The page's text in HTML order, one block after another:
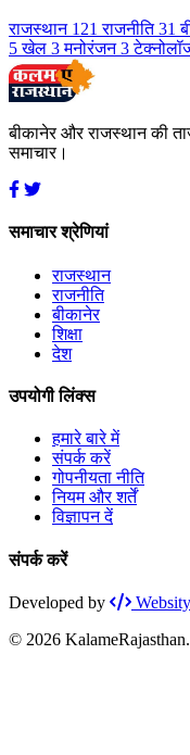
राजस्थान 121 राजनीति 31
5 खेल 3 मनोरंजन 3
बीकानेर और राजस्थान की
समाचार।
समाचार श्रेणियां
राजस्थान
राजनीति
बीकानेर
शिक्षा
देश
उपयोगी लिंक्स
हमारे बारे में
संपर्क करें
गोपनीयता नीति
नियम और शर्तें
विज्ञापन दें
संपर्क करें
Developed by
Websity
© 2026